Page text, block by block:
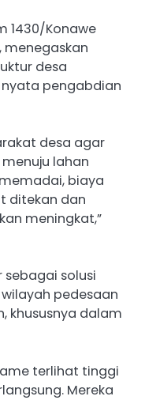
1430/Konawe
menegaskan
desa
pengabdian
desa agar
lahan
biaya
ditekan dan
meningkat,”
sebagai solusi
pedesaan
khususnya dalam
terlihat tinggi
Mereka